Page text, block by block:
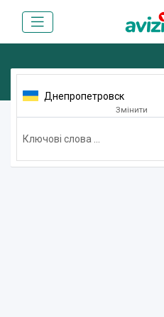
Днепропетровск
Змінити